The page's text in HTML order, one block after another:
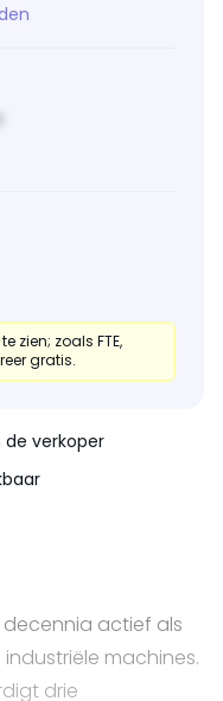
zien; zoals FTE,
gratis.
verkoper
decennia actief als
machines.
drie